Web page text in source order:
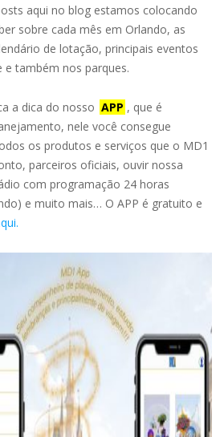
aqui no blog estamos colocando
sobre cada mês em Orlando, as
de lotação, principais eventos
e também nos parques.
a dica do nosso APP , que é
nele você consegue
os produtos e serviços que o MD1
parceiros oficiais, ouvir nossa
com programação 24 horas
e muito mais… O APP é gratuito e